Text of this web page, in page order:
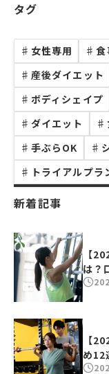
タグ
♯ 女性専用 ♯ 食
♯ 産後ダイエット
♯ ボディシェイプ
♯ ダイエット ♯
♯ 手ぶらOK ♯
♯ トライアルプラ
新着記事
【
は？
【
め12